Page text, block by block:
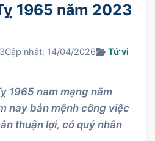
1965 năm 2023
Cập nhật: 14/04/2026
Tử vi
1965 nam mạng năm
nay bản mệnh công việc
thuận lợi, có quý nhân